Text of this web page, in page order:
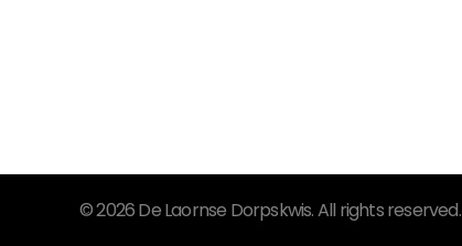
© 2026 De Laornse Dorpskwis. All rights reserved.